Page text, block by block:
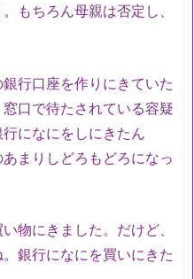
もちろん母親は否定し、
行口座を作りにきていた
口で待たされている容疑
になにをしにきたん
まりしどろもどろになっ
物にきました。だけど、
銀行になにを買いにきた